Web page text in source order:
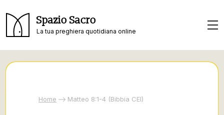
Spazio Sacro
La tua preghiera quotidiana online
Home Matteo 8:1-4 (Bibbia CEI)